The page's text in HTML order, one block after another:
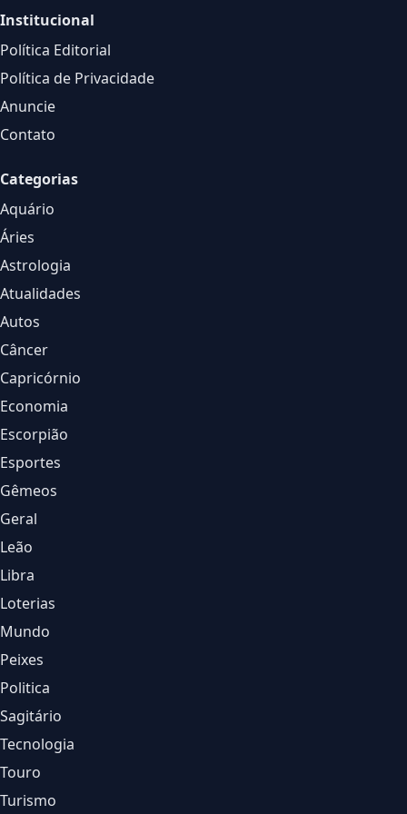
Institucional
Política Editorial
Política de Privacidade
Anuncie
Contato
Categorias
Aquário
Áries
Astrologia
Atualidades
Autos
Câncer
Capricórnio
Economia
Escorpião
Esportes
Gêmeos
Geral
Leão
Libra
Loterias
Mundo
Peixes
Politica
Sagitário
Tecnologia
Touro
Turismo